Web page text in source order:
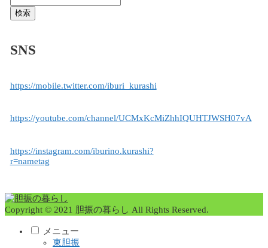
検索
SNS
https://mobile.twitter.com/iburi_kurashi
https://youtube.com/channel/UCMxKcMiZhhIQUHTJWSH07vA
https://instagram.com/iburino.kurashi?
r=nametag
Copyright © 2021 胆振の暮らし All Rights Reserved.
メニュー
東胆振